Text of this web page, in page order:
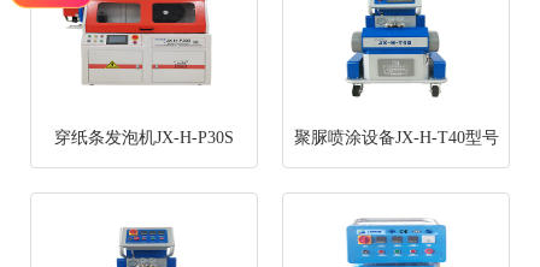
穿纸条发泡机JX-H-P30S 聚脲喷涂设备JX-H-T40型号